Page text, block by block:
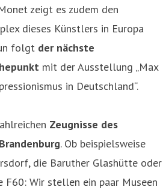
zeigt es zudem den
dieses Künstlers in Europa
folgt der nächste
mit der Ausstellung „Max
in Deutschland“.
Zeugnisse des
. Ob beispielsweise
die Baruther Glashütte oder
F60: Wir stellen ein paar Museen